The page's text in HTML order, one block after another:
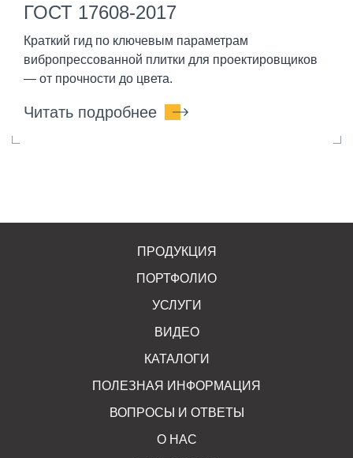
ГОСТ 17608-2017
Краткий гид по ключевым параметрам
вибропрессованной плитки для проектировщиков
— от прочности до цвета.
Читать подробнее
ПРОДУКЦИЯ
ПОРТФОЛИО
УСЛУГИ
ВИДЕО
КАТАЛОГИ
ПОЛЕЗНАЯ ИНФОРМАЦИЯ
ВОПРОСЫ И ОТВЕТЫ
О НАС